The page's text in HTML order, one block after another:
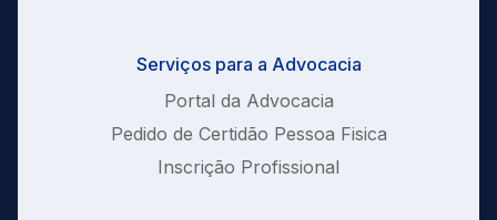
Serviços para a Advocacia
Portal da Advocacia
Pedido de Certidão Pessoa Fisica
Inscrição Profissional